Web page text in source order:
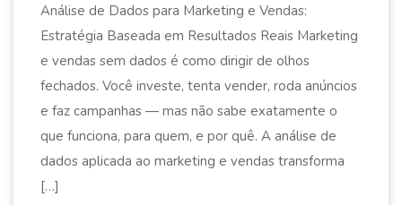
Análise de Dados para Marketing e Vendas:
Estratégia Baseada em Resultados Reais Marketing
e vendas sem dados é como dirigir de olhos
fechados. Você investe, tenta vender, roda anúncios
e faz campanhas — mas não sabe exatamente o
que funciona, para quem, e por quê. A análise de
dados aplicada ao marketing e vendas transforma
[…]